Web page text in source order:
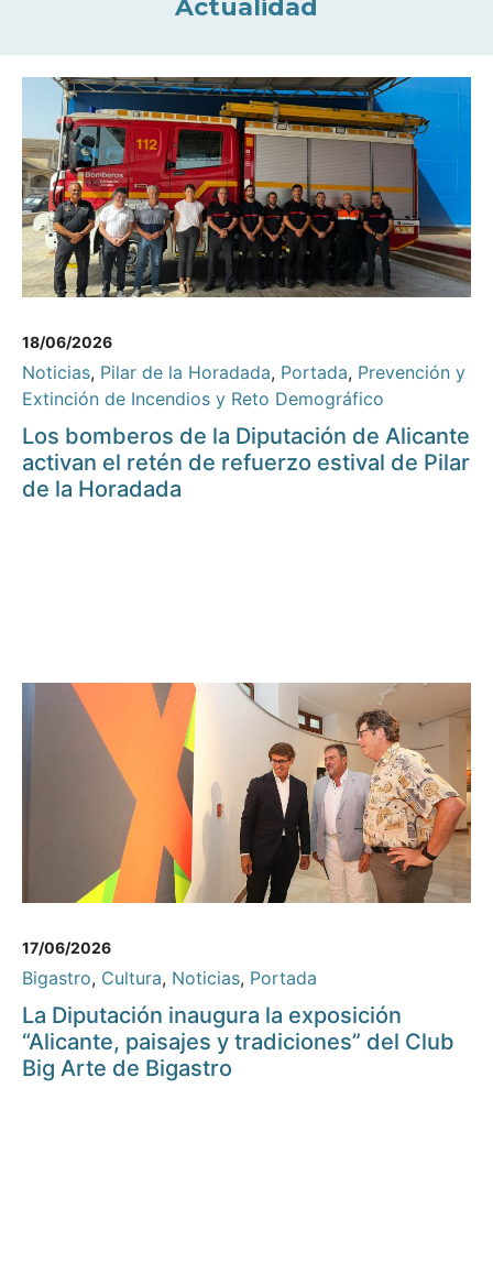
Actualidad
18/06/2026
Noticias, Pilar de la Horadada, Portada, Prevención y
Extinción de Incendios y Reto Demográfico
Los bomberos de la Diputación de Alicante
activan el retén de refuerzo estival de Pilar
de la Horadada
17/06/2026
Bigastro, Cultura, Noticias, Portada
La Diputación inaugura la exposición
“Alicante, paisajes y tradiciones” del Club
Big Arte de Bigastro